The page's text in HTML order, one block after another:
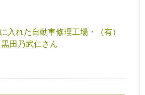
入れた自動車修理工場・（有）
田乃武仁さん